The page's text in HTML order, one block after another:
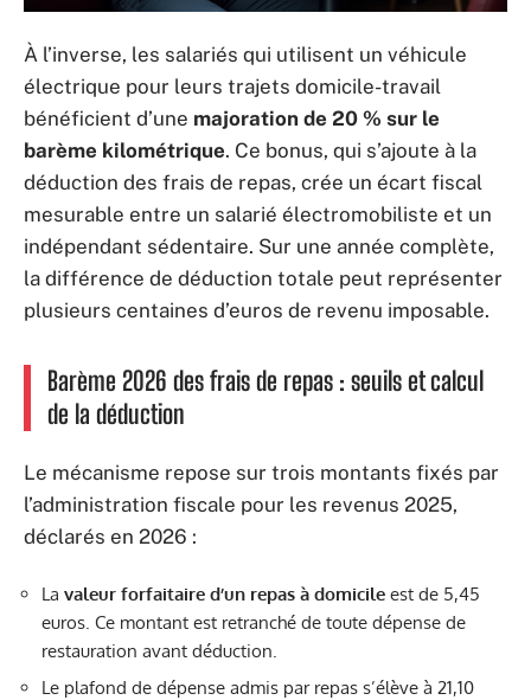
À l’inverse, les salariés qui utilisent un véhicule
électrique pour leurs trajets domicile-travail
bénéficient d’une majoration de 20 % sur le
barème kilométrique. Ce bonus, qui s’ajoute à la
déduction des frais de repas, crée un écart fiscal
mesurable entre un salarié électromobiliste et un
indépendant sédentaire. Sur une année complète,
la différence de déduction totale peut représenter
plusieurs centaines d’euros de revenu imposable.
Barème 2026 des frais de repas : seuils et calcul
de la déduction
Le mécanisme repose sur trois montants fixés par
l’administration fiscale pour les revenus 2025,
déclarés en 2026 :
La valeur forfaitaire d’un repas à domicile est de 5,45
euros. Ce montant est retranché de toute dépense de
restauration avant déduction.
Le plafond de dépense admis par repas s’élève à 21,10